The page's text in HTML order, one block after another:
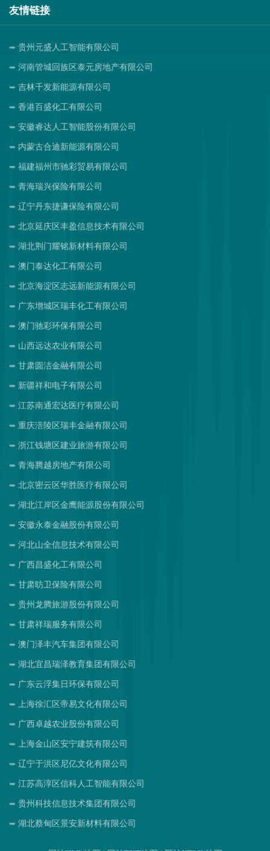
友情链接
贵州元盛人工智能有限公司
河南管城回族区泰元房地产有限公司
吉林千发新能源有限公司
香港百盛化工有限公司
安徽睿达人工智能股份有限公司
内蒙古合迪新能源有限公司
福建福州市驰彩贸易有限公司
青海瑞兴保险有限公司
辽宁丹东捷谦保险有限公司
北京延庆区丰盈信息技术有限公司
湖北荆门耀铭新材料有限公司
澳门泰达化工有限公司
北京海淀区志远新能源有限公司
广东增城区瑞丰化工有限公司
澳门驰彩环保有限公司
山西远达农业有限公司
甘肃圆洁金融有限公司
新疆祥和电子有限公司
江苏南通宏达医疗有限公司
重庆涪陵区瑞丰金融有限公司
浙江钱塘区建业旅游有限公司
青海腾越房地产有限公司
北京密云区华胜医疗有限公司
湖北江岸区金鹰能源股份有限公司
安徽永泰金融股份有限公司
河北山全信息技术有限公司
广西昌盛化工有限公司
甘肃昉卫保险有限公司
贵州龙腾旅游股份有限公司
甘肃祥瑞服务有限公司
澳门泽丰汽车集团有限公司
湖北宜昌瑞泽教育集团有限公司
广东云浮集日环保有限公司
上海徐汇区帝易文化有限公司
广西卓越农业股份有限公司
上海金山区安宁建筑有限公司
辽宁于洪区尼亿文化有限公司
江苏高淳区信科人工智能有限公司
贵州科技信息技术集团有限公司
湖北蔡甸区景安新材料有限公司